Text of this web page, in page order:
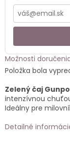
Možnosti
Položka bola
Zelený čaj
intenzívnou
Ideálny pre
Detailné